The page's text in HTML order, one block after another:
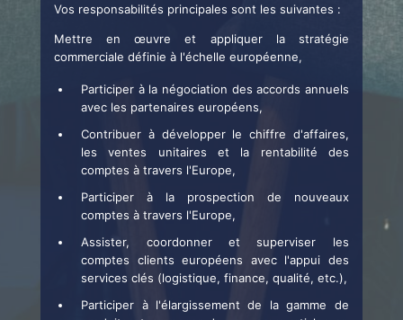
Vos responsabilités principales sont les suivantes :
Mettre en œuvre et appliquer la stratégie
commerciale définie à l'échelle européenne,
Participer à la négociation des accords annuels
avec les partenaires européens,
Contribuer à développer le chiffre d'affaires,
les ventes unitaires et la rentabilité des
comptes à travers l'Europe,
Participer à la prospection de nouveaux
comptes à travers l'Europe,
Assister, coordonner et superviser les
comptes clients européens avec l'appui des
services clés (logistique, finance, qualité, etc.),
Participer à l'élargissement de la gamme de